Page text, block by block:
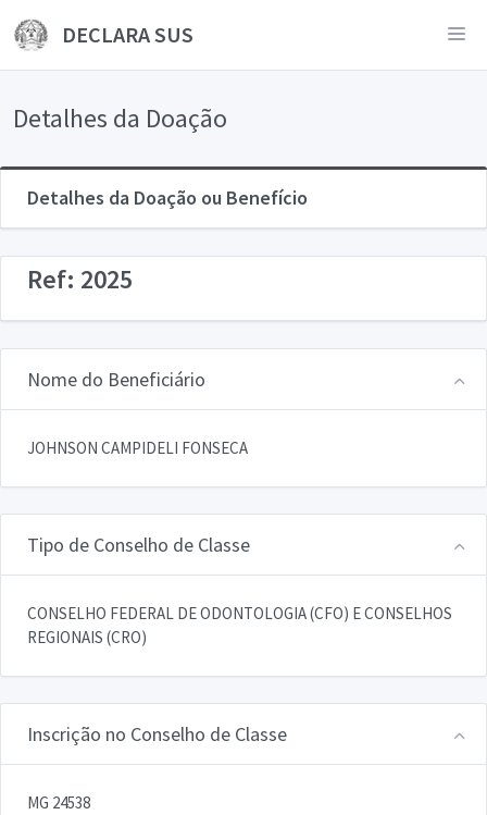
DECLARA SUS
Detalhes da Doação
Detalhes da Doação ou Benefício
Ref: 2025
Nome do Beneficiário
JOHNSON CAMPIDELI FONSECA
Tipo de Conselho de Classe
CONSELHO FEDERAL DE ODONTOLOGIA (CFO) E CONSELHOS
REGIONAIS (CRO)
Inscrição no Conselho de Classe
MG 24538